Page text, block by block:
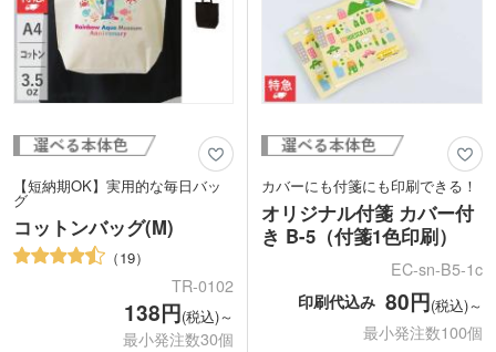
【短納期OK】実用的な毎日バッ
グ
コットンバッグ(M)
19
TR-0102
138円(税込)～
最小発注数30個
カバーにも付箋にも印刷できる！
オリジナル付箋 カバー付
き B-5（付箋1色印刷）
EC-sn-B5-1c
印刷代込み 80円(税込)～
最小発注数100個